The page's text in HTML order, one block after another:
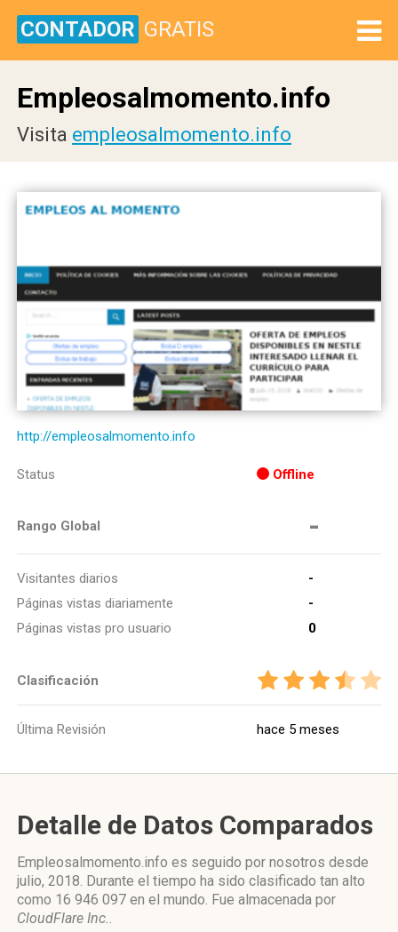
CONTADOR GRATIS
Empleosalmomento.info
Visita empleosalmomento.info
http://empleosalmomento.info
Status Offline
Rango Global -
Visitantes diarios
-
Páginas vistas diariamente
-
Páginas vistas pro usuario
0
Clasificación
Última Revisión hace 5 meses
Detalle de Datos Comparados
Empleosalmomento.info es seguido por nosotros desde
julio, 2018. Durante el tiempo ha sido clasificado tan alto
como 16 946 097 en el mundo. Fue almacenada por
CloudFlare Inc..